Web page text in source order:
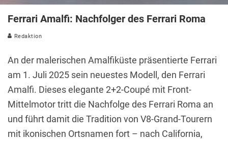
Ferrari Amalfi: Nachfolger des Ferrari Roma
Redaktion
An der malerischen Amalfiküste präsentierte Ferrari
am 1. Juli 2025 sein neuestes Modell, den Ferrari
Amalfi. Dieses elegante 2+2-Coupé mit Front-
Mittelmotor tritt die Nachfolge des Ferrari Roma an
und führt damit die Tradition von V8-Grand-Tourern
mit ikonischen Ortsnamen fort – nach California,